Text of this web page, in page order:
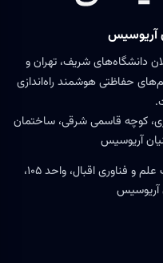
آریوسیس
دانشگاه‌های شریف، تهران و
حفاظتی هوشمند راه‌اندازی
کوچه قاسمی شرقی، ساختمان
آریوسیس
یزد، خیابان مطهری، پارک علم و فناوری اقبال، واحد ۱۰۵،
آریوسیس